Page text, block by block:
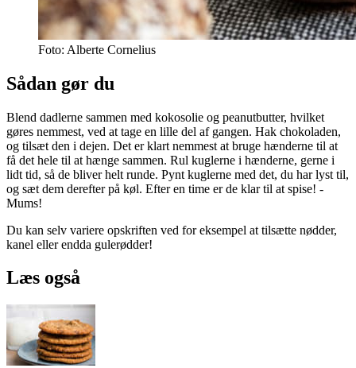
Foto: Alberte Cornelius
Sådan gør du
Blend dadlerne sammen med kokosolie og peanutbutter, hvilket
gøres nemmest, ved at tage en lille del af gangen. Hak chokoladen,
og tilsæt den i dejen. Det er klart nemmest at bruge hænderne til at
få det hele til at hænge sammen. Rul kuglerne i hænderne, gerne i
lidt tid, så de bliver helt runde. Pynt kuglerne med det, du har lyst til,
og sæt dem derefter på køl. Efter en time er de klar til at spise! -
Mums!
Du kan selv variere opskriften ved for eksempel at tilsætte nødder,
kanel eller endda gulerødder!
Læs også